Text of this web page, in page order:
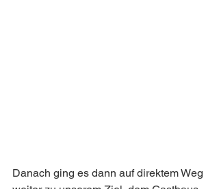
Danach ging es dann auf direktem Weg